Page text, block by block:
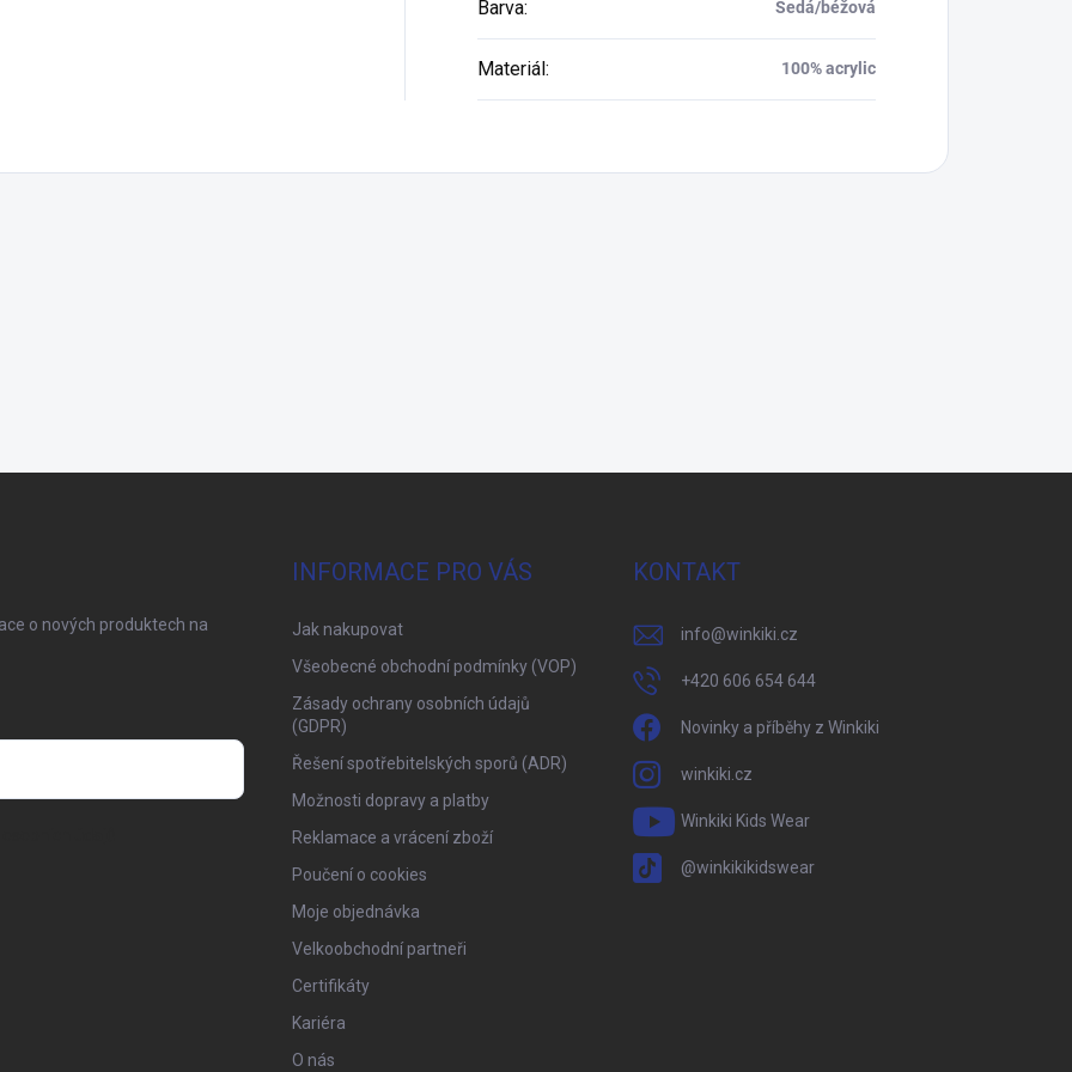
Barva: Šedá/béžová
Materiál : 100% acrylic
o nových produktech na
INFORMACE PRO VÁS
Jak nakupovat
Všeobecné obchodní podmínky (VOP)
Zásady ochrany osobních údajů
(GDPR)
Řešení spotřebitelských sporů (ADR)
Možnosti dopravy a platby
Reklamace a vrácení zboží
Poučení o cookies
Moje objednávka
Velkoobchodní partneři
Certifikáty
Kariéra
O nás
KONTAKT
info@winkiki.cz
+420 606 654 644
Novinky a příběhy z Winkiki
winkiki.cz
Winkiki Kids Wear
@winkikikidswear